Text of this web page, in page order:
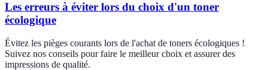
Les erreurs à éviter lors du choix d'un toner
écologique
Évitez les pièges courants lors de l'achat de toners écologiques !
Suivez nos conseils pour faire le meilleur choix et assurer des
impressions de qualité.